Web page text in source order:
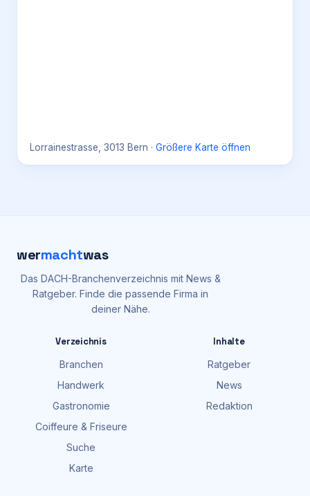
Lorrainestrasse, 3013 Bern · Größere Karte öffnen
wermachtwas
Das DACH-Branchenverzeichnis mit News &
Ratgeber. Finde die passende Firma in
deiner Nähe.
Verzeichnis
Branchen
Handwerk
Gastronomie
Coiffeure & Friseure
Suche
Karte
Inhalte
Ratgeber
News
Redaktion